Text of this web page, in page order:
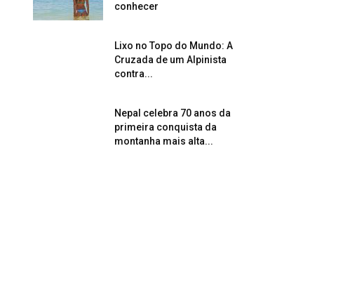
conhecer
Lixo no Topo do Mundo: A
Cruzada de um Alpinista
contra...
Nepal celebra 70 anos da
primeira conquista da
montanha mais alta...